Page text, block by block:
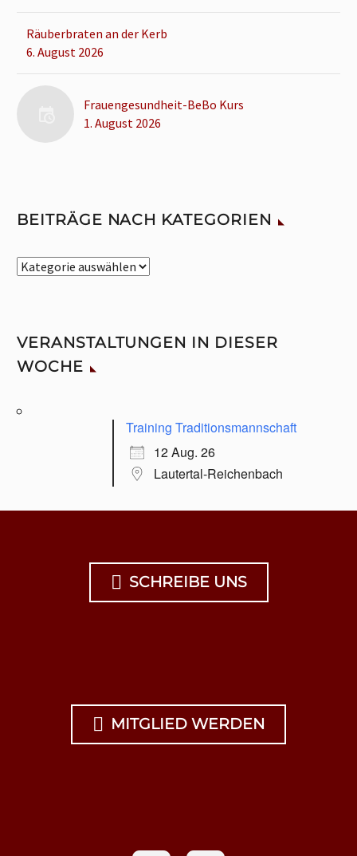
Räuberbraten an der Kerb
6. August 2026
Frauengesundheit-BeBo Kurs
1. August 2026
BEITRÄGE NACH KATEGORIEN
Beiträge
VERANSTALTUNGEN IN DIESER
WOCHE
Training Traditionsmannschaft
12 Aug. 26
Lautertal-Reichenbach
 SCHREIBE UNS
 MITGLIED WERDEN